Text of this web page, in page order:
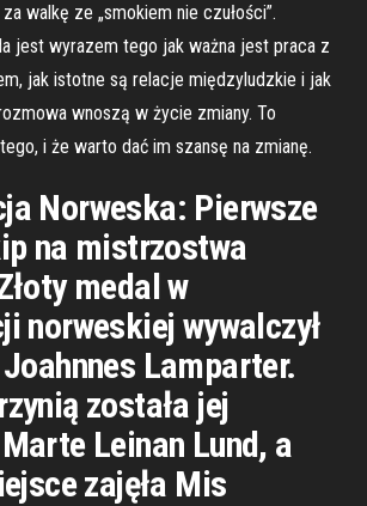
walkę ze „smokiem nie czułości”.
jest wyrazem tego jak ważna jest praca z
jak istotne są relacje międzyludzkie i jak
wnoszą w życie zmiany. To
i że warto dać im szansę na zmianę.
Norweska: Pierwsze
na mistrzostwa
medal w
norweskiej wywalczył
Lamparter.
została jej
Leinan Lund, a
zajęła Mis